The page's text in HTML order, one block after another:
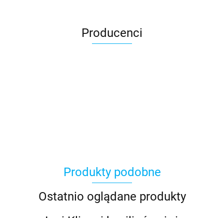
Producenci
Produkty podobne
Ostatnio oglądane produkty